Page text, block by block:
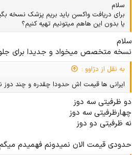
سلام
برای دریافت واکسن باید بریم پزشک نسخه
یا بدون این هاهم میتونیم تهیه کنیم؟
سلام
نسخه متخصص میخواد و جدیدا برای
به نقل از دژاوو :
ایرانی ها قیمت اش حدودا چقدره و چند دوز
دو ظرفیتی سه دوز
چهارظرفیتی سه دوز
نه ظرفیتی دو دوز
حدودی قیمت الان نمیدونم فهمیدم